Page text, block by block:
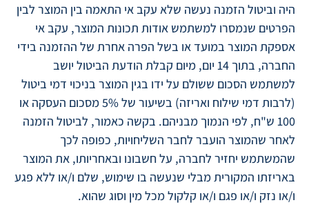
היה וביטול הזמנה נעשה שלא עקב אי התאמה בין המוצר לבין
הפרטים שנמסרו למשתמש אודות תכונות המוצר, עקב אי
אספקת המוצר במועד או בשל הפרה אחרת של ההזמנה בידי
החברה, בתוך 14 יום, מיום קבלת הודעת הביטול יושב
למשתמש הסכום ששולם על ידו בגין המוצר בניכוי דמי ביטול
(לרבות דמי שילוח ואריזה) בשיעור של 5% מסכום העסקה או
100 ש"ח, לפי הנמוך מבניהם. בקשה כאמור, לביטול הזמנה
לאחר שהמוצר הועבר לחבר השליחויות, כפופה לכך
שהמשתמש יחזיר לחברה, על חשבונו ובאחריותו, את המוצר
באריזתו המקורית מבלי שנעשה בו שימוש, שלם ו/או ללא פגע
ו/או נזק ו/או פגם ו/או קלקול מכל מין וסוג שהוא.